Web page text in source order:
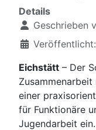
Details
Geschrieben
Eichstätt – Der
einer
für Funktionäre
Jugendarbeit